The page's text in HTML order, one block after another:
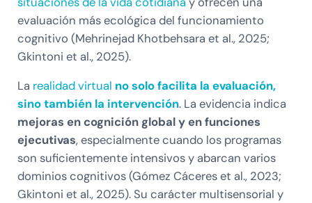
evaluación más ecológica del funcionamiento
cognitivo (Mehrinejad Khotbehsara et al., 2025;
Gkintoni et al., 2025).
La realidad virtual no solo facilita la evaluación,
sino también la intervención. La evidencia indica
mejoras en cognición global y en funciones
ejecutivas, especialmente cuando los programas
son suficientemente intensivos y abarcan varios
dominios cognitivos (Gómez Cáceres et al., 2023;
Gkintoni et al., 2025). Su carácter multisensorial y